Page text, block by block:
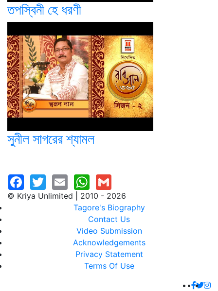
তপস্বিনী হে ধরণী
সুনীল সাগরের শ্যামল
© Kriya Unlimited | 2010 - 2026
Tagore's Biography
Contact Us
Video Submission
Acknowledgements
Privacy Statement
Terms Of Use